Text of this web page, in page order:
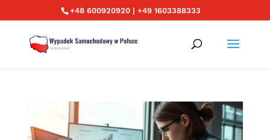
+48 600920920 | +49 1603388333